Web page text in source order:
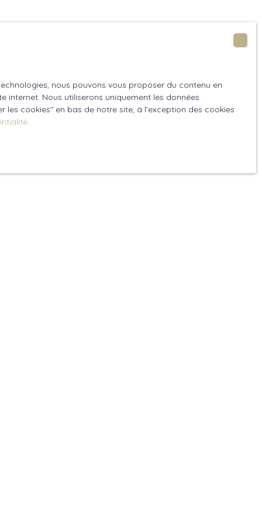
nous pouvons vous proposer du contenu en
Nous utiliserons uniquement les données
cookies″ en bas de notre site, à l'exception des cookies
.